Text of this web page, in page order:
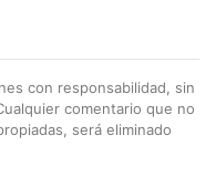
con responsabilidad, sin
comentario que no
será eliminado